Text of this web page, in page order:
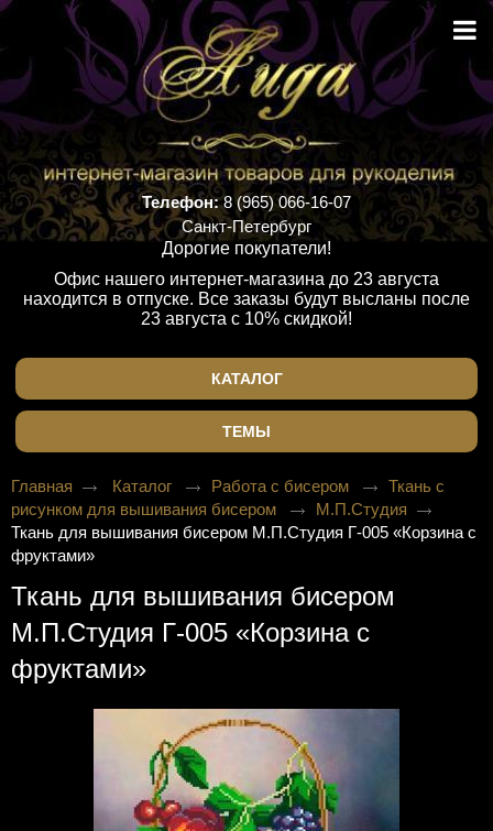
Телефон:8 (965) 066-16-07
Санкт-Петербург
Дорогие покупатели!
Офис нашего интернет-магазина до 23 августа
находится в отпуске. Все заказы будут высланы после
23 августа с 10% скидкой!
КАТАЛОГ
ТЕМЫ
Главная Каталог Работа с бисером
Ткань с
рисунком для вышивания бисером
М.П.Студия
Ткань для вышивания бисером М.П.Студия Г-005 «Корзина с
фруктами»
Ткань для вышивания бисером
М.П.Студия Г-005 «Корзина с
фруктами»